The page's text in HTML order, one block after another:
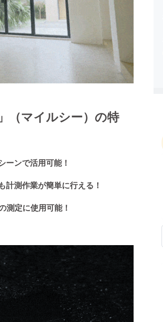
（マイルシー）の特
ーンで活用可能！
計測作業が簡単に行える！
測定に使用可能！